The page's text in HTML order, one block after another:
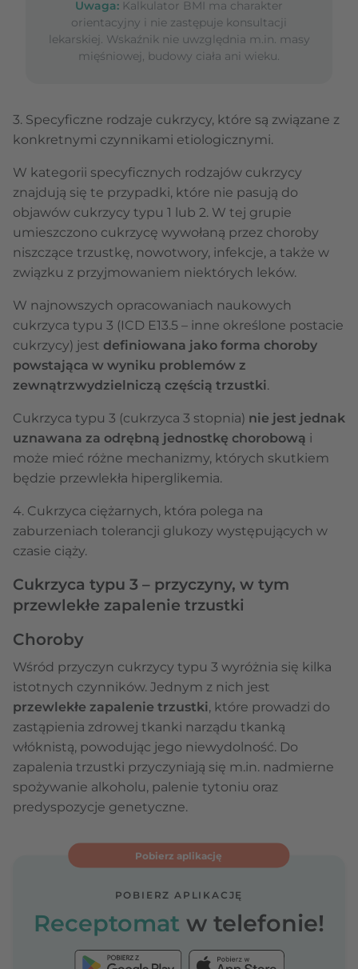
Uwaga: Kalkulator BMI ma charakter
orientacyjny i nie zastępuje konsultacji
lekarskiej. Wskaźnik nie uwzględnia m.in. masy
mięśniowej, budowy ciała ani wieku.
3. Specyficzne rodzaje cukrzycy, które są związane z
konkretnymi czynnikami etiologicznymi.
W kategorii specyficznych rodzajów cukrzycy
znajdują się te przypadki, które nie pasują do
objawów cukrzycy typu 1 lub 2. W tej grupie
umieszczono cukrzycę wywołaną przez choroby
niszczące trzustkę, nowotwory, infekcje, a także w
związku z przyjmowaniem niektórych leków.
W najnowszych opracowaniach naukowych
cukrzyca typu 3 (ICD E13.5 – inne określone postacie
cukrzycy) jest definiowana jako forma choroby
powstająca w wyniku problemów z
zewnątrzwydzielniczą częścią trzustki.
Cukrzyca typu 3 (cukrzyca 3 stopnia) nie jest jednak
uznawana za odrębną jednostkę chorobową i
może mieć różne mechanizmy, których skutkiem
będzie przewlekła hiperglikemia.
4. Cukrzyca ciężarnych, która polega na
zaburzeniach tolerancji glukozy występujących w
czasie ciąży.
Cukrzyca typu 3 – przyczyny, w tym
przewlekłe zapalenie trzustki
Choroby
Wśród przyczyn cukrzycy typu 3 wyróżnia się kilka
istotnych czynników. Jednym z nich jest
przewlekłe zapalenie trzustki, które prowadzi do
zastąpienia zdrowej tkanki narządu tkanką
włóknistą, powodując jego niewydolność. Do
zapalenia trzustki przyczyniają się m.in. nadmierne
spożywanie alkoholu, palenie tytoniu oraz
predyspozycje genetyczne.
Pobierz aplikację
POBIERZ APLIKACJĘ
Receptomat w telefonie!